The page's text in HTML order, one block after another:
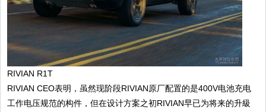
RIVIAN R1T
RIVIAN CEO表明，虽然现阶段RIVIAN原厂配置的是400V电池充电
工作电压规范的构件，但在设计方案之初RIVIAN早已为将来的升級